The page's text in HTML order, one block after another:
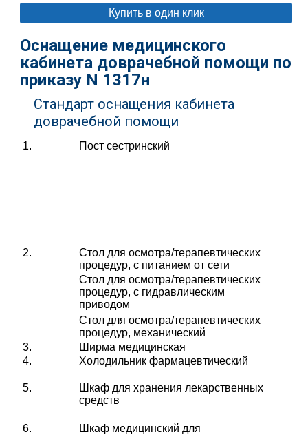
Купить в один клик
Оснащение медицинского
кабинета доврачебной помощи по
приказу N 1317н
Стандарт оснащения кабинета
доврачебной помощи
1. Пост сестринский
2.
Стол для осмотра/терапевтических
процедур, с питанием от сети
Стол для осмотра/терапевтических
процедур, с гидравлическим
приводом
Стол для осмотра/терапевтических
процедур, механический
3.
Ширма медицинская
4.
Холодильник фармацевтический
5.
Шкаф для хранения лекарственных
средств
6.
Шкаф медицинский для